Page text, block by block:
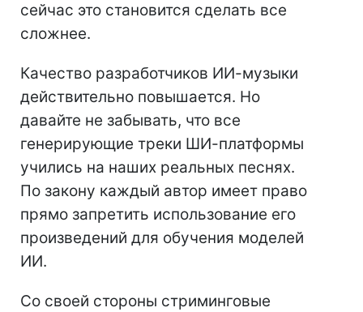
сейчас это становится сделать все
сложнее.
Качество разработчиков ИИ-музыки
действительно повышается. Но
давайте не забывать, что все
генерирующие треки ШИ-платформы
учились на наших реальных песнях.
По закону каждый автор имеет право
прямо запретить использование его
произведений для обучения моделей
ИИ.
Со своей стороны стриминговые